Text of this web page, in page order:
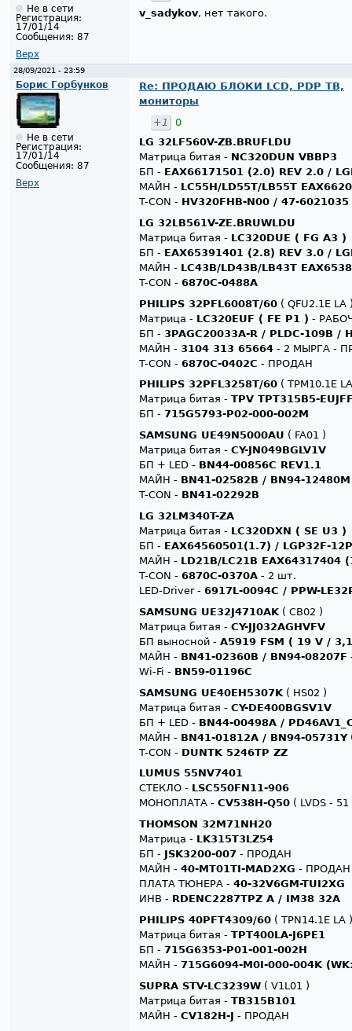
Не в сети
Регистрация:
17/01/14
Сообщения: 87
Верх
v_sadykov, нет такого.
28/09/2021 - 23:59
Борис Горбунков
Не в сети
Регистрация:
17/01/14
Сообщения: 87
Верх
Re: ПРОДАЮ БЛОКИ LCD, PDP ТВ,
мониторы
+1
0
LG 32LF560V-ZB.BRUFLDU
Матрица битая - NC320DUN VBBP3
БП - EAX66171501 (2.0) REV 2.0 /
МАЙН - LC55H/LD55T/LB55T
T-CON - HV320FHB-N00 / 47-6021035
LG 32LB561V-ZE.BRUWLDU
Матрица битая - LC320DUE ( FG A3 )
БП - EAX65391401 (2.8) REV 3.0 /
МАЙН - LC43B/LD43B/LB43T
T-CON - 6870C-0488A
PHILIPS 32PFL6008T/60 ( QFU2.1E LA
Матрица - LC320EUF ( FE P1 ) -
БП - 3PAGC20033A-R / PLDC-109B /
МАЙН - 3104 313 65664 - 2 МЫРГА -
T-CON - 6870C-0402C - ПРОДАН
PHILIPS 32PFL3258T/60 ( TPM10.1E
Матрица битая - TPV TPT315B5-
БП - 715G5793-P02-000-002M
SAMSUNG UE49N5000AU ( FA01 )
Матрица битая - CY-JN049BGLV1V
БП + LED - BN44-00856C REV1.1
МАЙН - BN41-02582B / BN94-12480M
T-CON - BN41-02292B
LG 32LM340T-ZA
Матрица битая - LC320DXN ( SE U3 )
БП - EAX64560501(1.7) / LGP32F-12P
МАЙН - LD21B/LC21B EAX64317404
T-CON - 6870C-0370A - 2 шт.
LED-Driver - 6917L-0094C / PPW-
SAMSUNG UE32J4710AK ( CB02 )
Матрица битая - CY-JJ032AGHVFV
БП выносной - A5919 FSM ( 19 V /
МАЙН - BN41-02360B / BN94-08207F
Wi-Fi - BN59-01196C
SAMSUNG UE40EH5307K ( HS02 )
Матрица битая - CY-DE400BGSV1V
БП + LED - BN44-00498A /
МАЙН - BN41-01812A / BN94-05731Y
T-CON - DUNTK 5246TP ZZ
LUMUS 55NV7401
СТЕКЛО - LSC550FN11-906
МОНОПЛАТА - CV538H-Q50 ( LVDS -
THOMSON 32M71NH20
Матрица - LK315T3LZ54
БП - JSK3200-007 - ПРОДАН
МАЙН - 40-MT01TI-MAD2XG - ПРОДАН
ПЛАТА ТЮНЕРА - 40-32V6GM-TUI2XG
ИНВ - RDENC2287TPZ A / IM38 32A
PHILIPS 40PFT4309/60 ( TPN14.1E LA )
Матрица битая - TPT400LA-J6PE1
БП - 715G6353-P01-001-002H
МАЙН - 715G6094-M0I-000-004K
SUPRA STV-LC3239W ( V1L01 )
Матрица битая - TB315B101
МАЙН - CV182H-J - ПРОДАН